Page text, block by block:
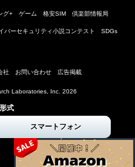
グ+ ゲーム 格安SIM 倶楽部情報局
バーセキュリティ小説コンテスト SDGs
社 お問い合わせ 広告掲載
Laboratories, Inc. 2026
式
スマートフォン